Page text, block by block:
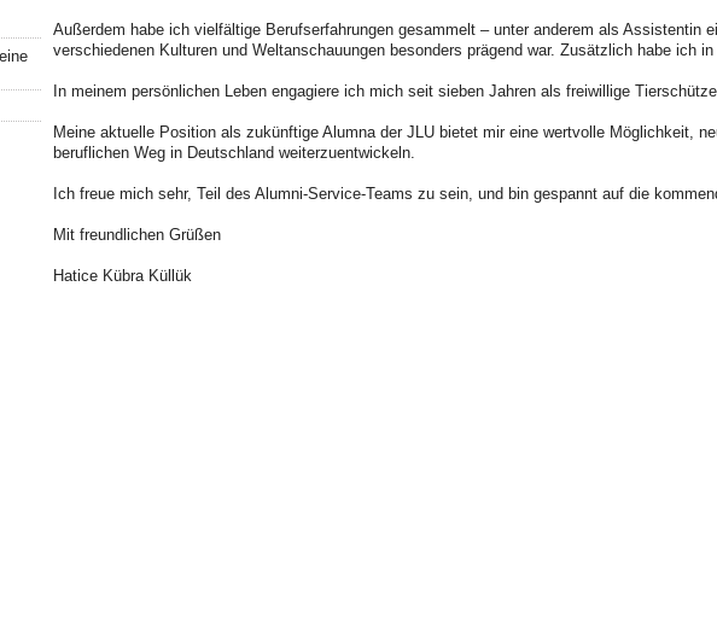
Außerdem habe ich vielfältige Berufserfahrungen gesammelt – unter anderem als Assistentin
verschiedenen Kulturen und Weltanschauungen besonders prägend war. Zusätzlich habe ich
In meinem persönlichen Leben engagiere ich mich seit sieben Jahren als freiwillige
Meine aktuelle Position als zukünftige Alumna der JLU bietet mir eine wertvolle Möglichkeit,
beruflichen Weg in Deutschland weiterzuentwickeln.
Ich freue mich sehr, Teil des Alumni-Service-Teams zu sein, und bin gespannt auf die
Mit freundlichen Grüßen
Hatice Kübra Küllük